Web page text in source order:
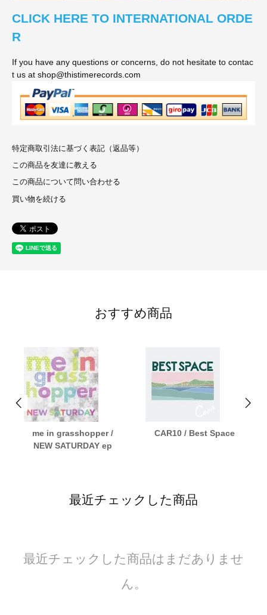
CLICK HERE TO INTERNATIONAL ORDE
R
If you have any questions or concerns, do not hesitate to contac
t us at shop@thistimerecords.com
特定商取引法に基づく表記（返品等）
この商品を友達に教える
この商品について問い合わせる
買い物を続ける
おすすめ商品
me in grasshopper /
NEW SATURDAY ep
CAR10 / Best Space
最近チェックした商品
最近チェックした商品はまだありませ
ん。